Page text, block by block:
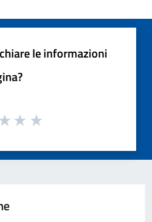
le informazioni